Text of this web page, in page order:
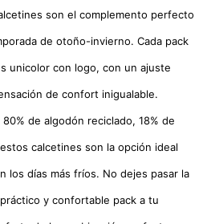
son el complemento perfecto
de otoño-invierno. Cada pack
unicolor con logo, con un ajuste
de confort inigualable.
de algodón reciclado, 18% de
calcetines son la opción ideal
los días más fríos. No dejes pasar la
y confortable pack a tu